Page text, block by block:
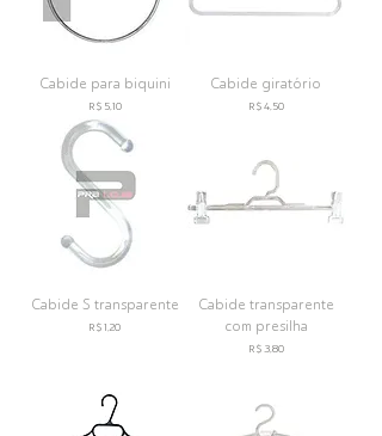
Cabide para biquini
Preço
R$ 5,10
Cabide giratório
Preço
R$ 4,50
Cabide S transparente
Preço
R$ 1,20
Cabide transparente
com presilha
Preço
R$ 3,80